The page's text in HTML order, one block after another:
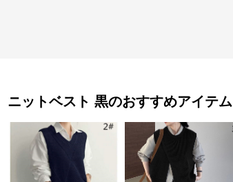
ニットベスト 黒のおすすめアイテム